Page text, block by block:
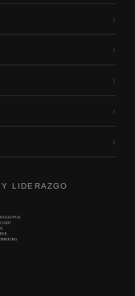
›
›
›
›
›
LIDERAZGO